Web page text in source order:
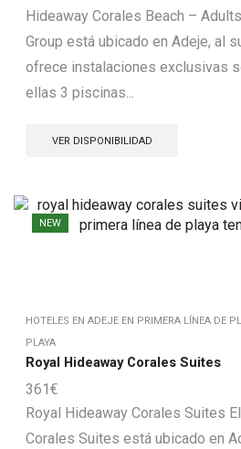
Hideaway Corales Beach –
Group está ubicado en Adeje, al
ofrece instalaciones exclusivas
ellas 3 piscinas...
VER DISPONIBILIDAD
NEW
HOTELES EN ADEJE EN PRIMERA LÍNEA DE
PLAYA
Royal Hideaway Corales Suites
361 €
Royal Hideaway Corales Suites
Corales Suites está ubicado en